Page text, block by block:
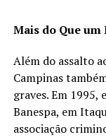
Mais do Que um
Além do assalto
Campinas
graves. Em
Banespa, em
associação